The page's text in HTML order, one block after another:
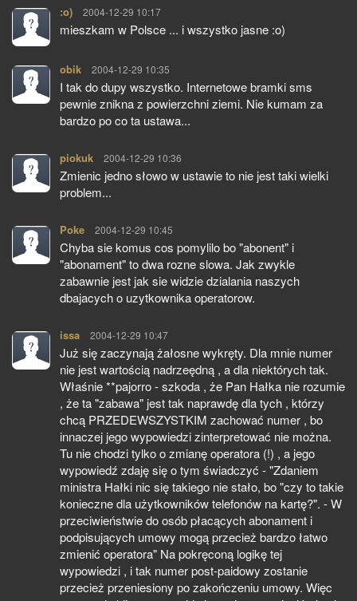
:o) pisze:
2004-12-29 10:17
mieszkam w Polsce ... i wszystko jasne :o)
obik pisze:
2004-12-29 10:35
I tak do dupy wszystko. Internetowe bramki sms
pewnie znikna z powierzchni ziemi. Nie kumam za
bardzo po co ta ustawa...
piokuk pisze:
2004-12-29 10:36
Zmienic jedno słowo w ustawie to nie jest taki wielki
problem...
Poke pisze:
2004-12-29 10:45
Chyba sie komus cos pomylilo bo "abonent" i
"abonament" to dwa rozne slowa. Jak zwykle
zabawnie jest jak sie widzie dzialania naszych
dbajacych o uzytkownika operatorow.
issa pisze:
2004-12-29 10:47
Już się zaczynają żałosne wykręty. Dla mnie numer
nie jest wartością nadrzeędną , a dla niektórych tak.
Właśnie **pajorro - szkoda , że Pan Hałka nie rozumie
, że ta "zabawa" jest tak naprawdę dla tych , którzy
chcą PRZEDEWSZYSTKIM zachować numer , bo
innaczej jego wypowiedzi zinterpretować nie można.
Tu nie chodzi tylko o zmianę operatora (!) , a jego
wypowiedź zdaję się o tym świadczyć - "Zdaniem
ministra Hałki nic się takiego nie stało, bo "czy to takie
konieczne dla użytkowników telefonów na kartę?". - W
przeciwieństwie do osób płacących abonament i
podpisujących umowy mogą przecież bardzo łatwo
zmienić operatora" Na pokręconą logikę tej
wypowiedzi , i tak numer post-paidowy zostanie
przecież przeniesiony po zakończeniu umowy. Więc